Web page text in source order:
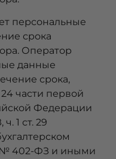
персональные
срока
Оператор
данные
срока,
24 части первой
Федерации
1 ст. 29
№ 402-ФЗ и иными